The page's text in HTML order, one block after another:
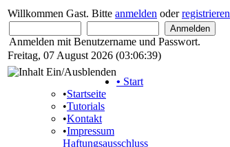
Willkommen Gast. Bitte anmelden oderregistrieren
Anmelden mit Benutzername und Passwort.
Freitag, 07 August 2026 (03:06:39)
• Start
•Startseite
•Tutorials
•Kontakt
•Impressum
Haftungsausschluss